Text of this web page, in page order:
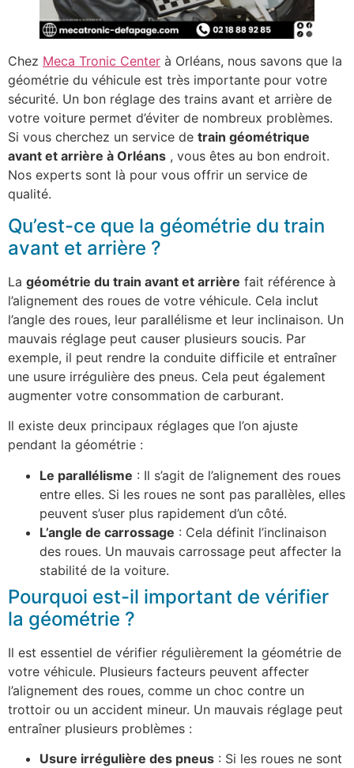
Chez Meca Tronic Center à Orléans, nous savons que la
géométrie du véhicule est très importante pour votre
sécurité. Un bon réglage des trains avant et arrière de
votre voiture permet d’éviter de nombreux problèmes.
Si vous cherchez un service de train géométrique
avant et arrière à Orléans , vous êtes au bon endroit.
Nos experts sont là pour vous offrir un service de
qualité.
Qu’est-ce que la géométrie du train
avant et arrière ?
La géométrie du train avant et arrière fait référence à
l’alignement des roues de votre véhicule. Cela inclut
l’angle des roues, leur parallélisme et leur inclinaison. Un
mauvais réglage peut causer plusieurs soucis. Par
exemple, il peut rendre la conduite difficile et entraîner
une usure irrégulière des pneus. Cela peut également
augmenter votre consommation de carburant.
Il existe deux principaux réglages que l’on ajuste
pendant la géométrie :
Le parallélisme : Il s’agit de l’alignement des roues
entre elles. Si les roues ne sont pas parallèles, elles
peuvent s’user plus rapidement d’un côté.
L’angle de carrossage : Cela définit l’inclinaison
des roues. Un mauvais carrossage peut affecter la
stabilité de la voiture.
Pourquoi est-il important de vérifier
la géométrie ?
Il est essentiel de vérifier régulièrement la géométrie de
votre véhicule. Plusieurs facteurs peuvent affecter
l’alignement des roues, comme un choc contre un
trottoir ou un accident mineur. Un mauvais réglage peut
entraîner plusieurs problèmes :
Usure irrégulière des pneus : Si les roues ne sont